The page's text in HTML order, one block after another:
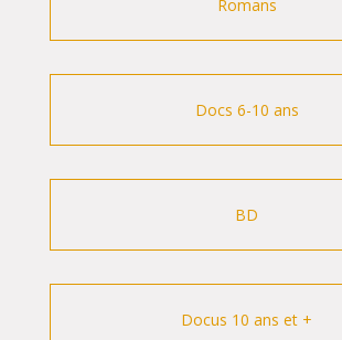
Romans
Docs 6-10 ans
BD
Docus 10 ans et +